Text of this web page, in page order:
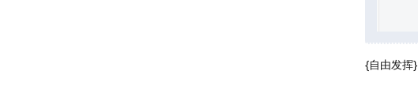
{自由发挥}